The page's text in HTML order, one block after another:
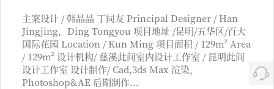
主案设计 / 韩晶晶 丁同友 Principal Designer / Han
Jingjing，Ding Tongyou 项目地址 /昆明/五华区/百大
国际花园 Location / Kun Ming 项目面积 / 129m² Area
/ 129m² 设计机构/ 慈溪此间室内设计工作室 / 昆明此间
设计工作室 设计制作/ Cad,3ds Max 渲染，
Photoshop&AE 后期制作...